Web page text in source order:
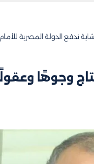
تدفع الدولة المصرية
وجوهًا